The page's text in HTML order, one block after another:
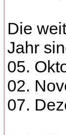
Die
Jahr
05.
02.
07.